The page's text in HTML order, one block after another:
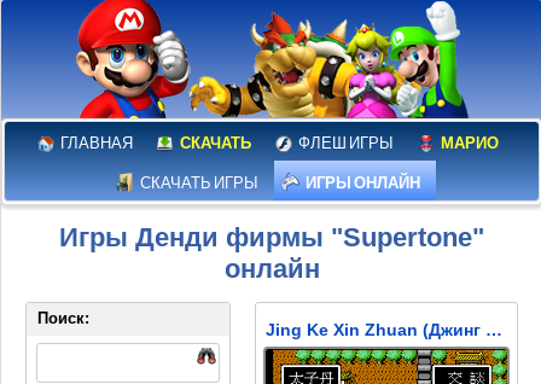
ГЛАВНАЯ СКАЧАТЬ ФЛЕШ ИГРЫ МАРИО
СКАЧАТЬ ИГРЫ ИГРЫ ОНЛАЙН
Игры Денди фирмы "Supertone"
онлайн
Jing Ke Xin Zhuan (Джинг Ке Хин Чжуань)
Поиск: